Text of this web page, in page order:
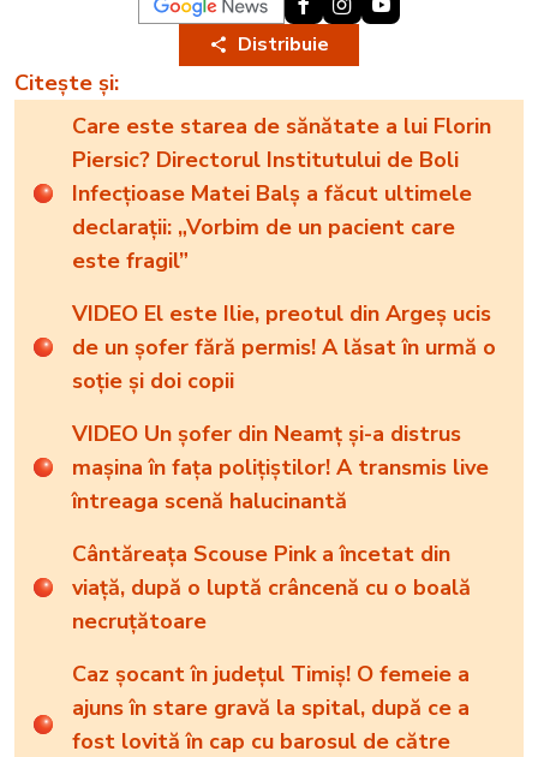
Distribuie
Citește și:
Care este starea de sănătate a lui Florin
Piersic? Directorul Institutului de Boli
Infecţioase Matei Balş a făcut ultimele
declarații: „Vorbim de un pacient care
este fragil”
VIDEO El este Ilie, preotul din Argeș ucis
de un șofer fără permis! A lăsat în urmă o
soție și doi copii
VIDEO Un șofer din Neamț și-a distrus
mașina în fața polițiștilor! A transmis live
întreaga scenă halucinantă
Cântăreața Scouse Pink a încetat din
viață, după o luptă crâncenă cu o boală
necruțătoare
Caz șocant în județul Timiș! O femeie a
ajuns în stare gravă la spital, după ce a
fost lovită în cap cu barosul de către